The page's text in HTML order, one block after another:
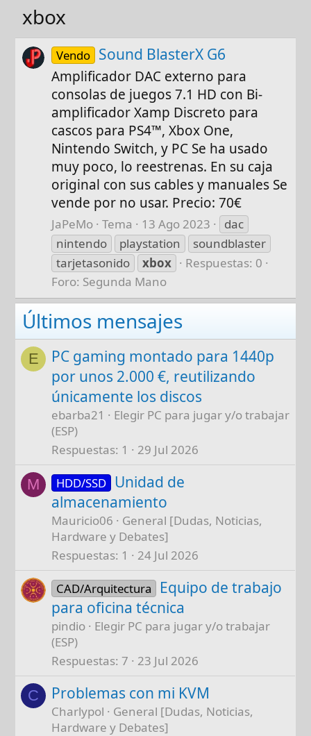
xbox
Vendo Sound BlasterX G6
Amplificador DAC externo para
consolas de juegos 7.1 HD con Bi-
amplificador Xamp Discreto para
cascos para PS4™, Xbox One,
Nintendo Switch, y PC Se ha usado
muy poco, lo reestrenas. En su caja
original con sus cables y manuales Se
vende por no usar. Precio: 70€
JaPeMo Tema 13 Ago 2023
dac
nintendo
playstation
soundblaster
tarjetasonido
xbox
Respuestas: 0
Foro: Segunda Mano
Últimos mensajes
E
PC gaming montado para 1440p
por unos 2.000 €, reutilizando
únicamente los discos
ebarba21
Elegir PC para jugar y/o trabajar
(ESP)
Respuestas 1 29 Jul 2026
M HDD/SSD Unidad de
almacenamiento
Mauricio06
General [Dudas, Noticias,
Hardware y Debates]
Respuestas 1 24 Jul 2026
CAD/Arquitectura
Equipo de trabajo
para oficina técnica
pindio
Elegir PC para jugar y/o trabajar
(ESP)
Respuestas 7 23 Jul 2026
C Problemas con mi KVM
Charlypol
General [Dudas, Noticias,
Hardware y Debates]